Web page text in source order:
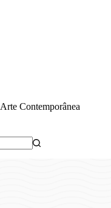
Arte Contemporânea